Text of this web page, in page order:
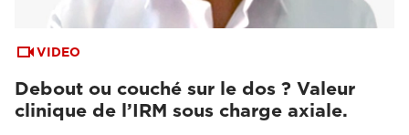
VIDEO
Debout ou couché sur le dos ? Valeur
clinique de l’IRM sous charge axiale.